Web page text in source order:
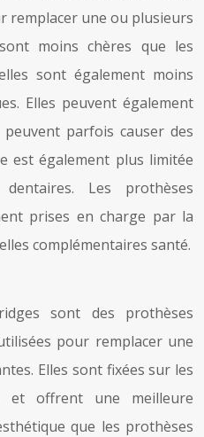
remplacer une ou plusieurs
moins chères que les
sont également moins
Elles peuvent également
parfois causer des
est également plus limitée
Les prothèses
prises en charge par la
complémentaires santé.
sont des prothèses
pour remplacer une
Elles sont fixées sur les
et offrent une meilleure
que les prothèses